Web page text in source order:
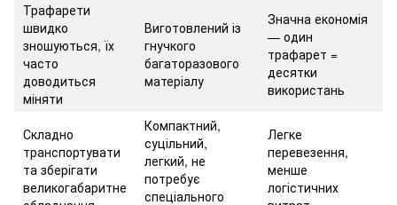
Трафарети
швидко
зношуються, їх
часто
доводиться
міняти
Виготовлений із
гнучкого
багаторазового
матеріалу
Значна економія
— один
трафарет =
десятки
використань
Складно
транспортувати
та зберігати
великогабаритне
Компактний,
суцільний,
легкий, не
потребує
спеціального
Легке
перевезення,
менше
логістичних